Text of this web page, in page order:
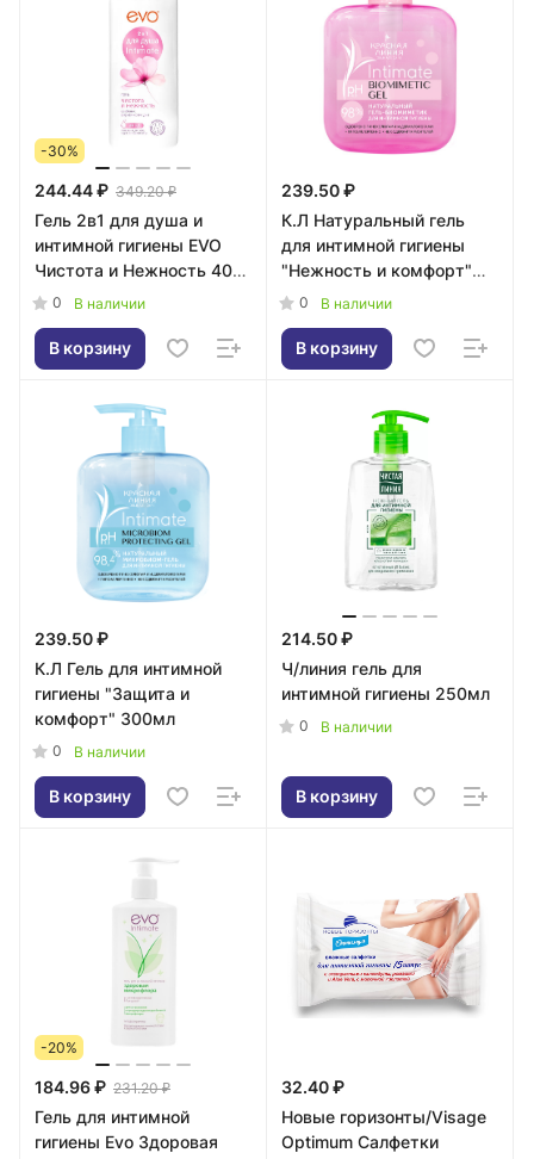
-30%
244.44 ₽ 349.20 ₽
Гель 2в1 для душа и
интимной гигиены EVO
Чистота и Нежность 400
мл0 В наличии
В корзину
239.50 ₽
К.Л Натуральный гель
для интимной гигиены
"Нежность и комфорт"
300мл
0 В наличии
В корзину
239.50 ₽
К.Л Гель для интимной
гигиены "Защита и
комфорт" 300мл
0 В наличии
В корзину
214.50 ₽
Ч/линия гель для
интимной гигиены 250мл
0 В наличии
В корзину
-20%
184.96 ₽ 231.20 ₽
Гель для интимной
гигиены Evo Здоровая
32.40 ₽
Новые горизонты/Visage
Optimum Салфетки